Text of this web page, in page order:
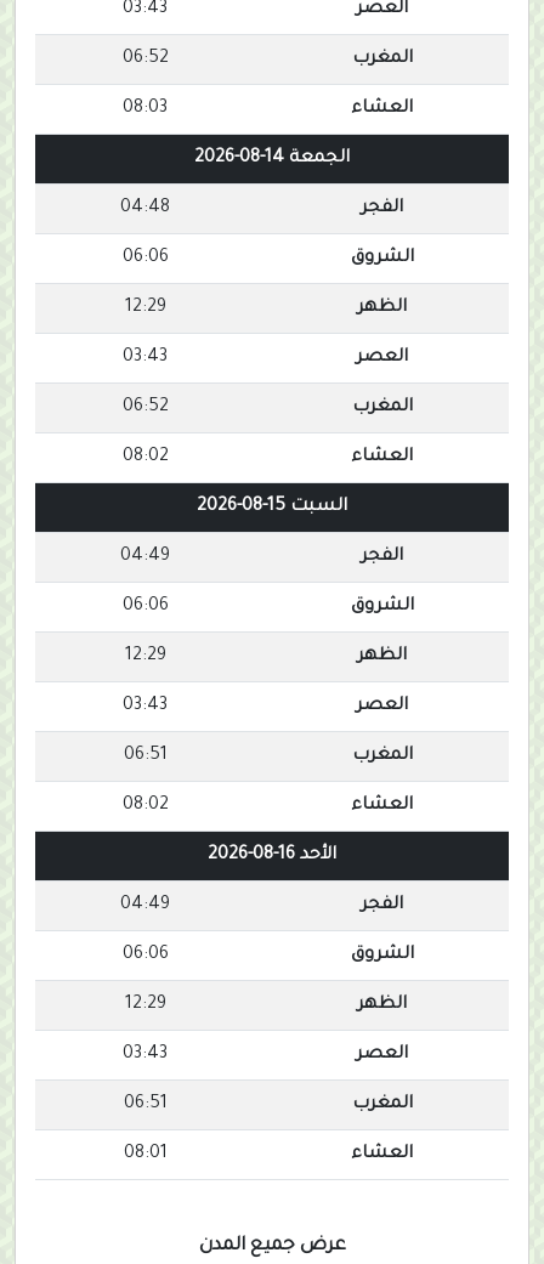
العصر 03:43
المغرب 06:52
العشاء 08:03
الجمعة 14-08-2026
الفجر 04:48
الشروق 06:06
الظهر 12:29
العصر 03:43
المغرب 06:52
العشاء 08:02
السبت 15-08-2026
الفجر 04:49
الشروق 06:06
الظهر 12:29
العصر 03:43
المغرب 06:51
العشاء 08:02
الأحد 16-08-2026
الفجر 04:49
الشروق 06:06
الظهر 12:29
العصر 03:43
المغرب 06:51
العشاء 08:01
عرض جميع المدن